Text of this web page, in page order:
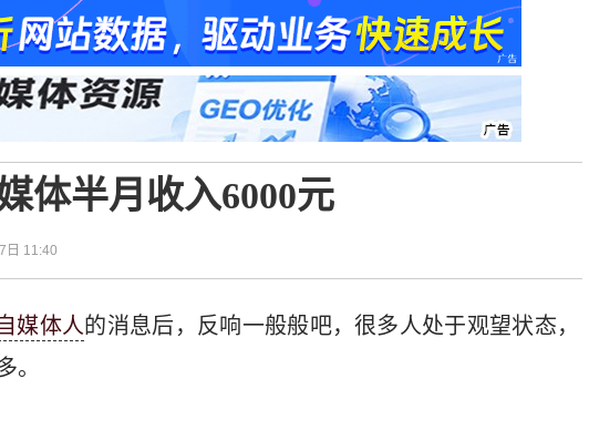
体半月收入6000元
日 11:40
媒体人的消息后，反响一般般吧，很多人处于观望状态，
。